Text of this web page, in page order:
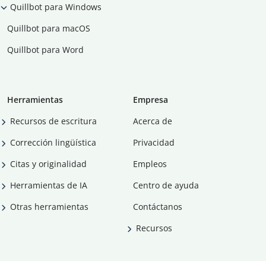
Quillbot para Windows
Quillbot para macOS
Quillbot para Word
Herramientas
Recursos de escritura
Corrección lingüística
Citas y originalidad
Herramientas de IA
Otras herramientas
Empresa
Acerca de
Privacidad
Empleos
Centro de ayuda
Contáctanos
Recursos